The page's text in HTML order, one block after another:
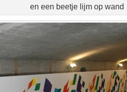
en een beetje lijm op wand